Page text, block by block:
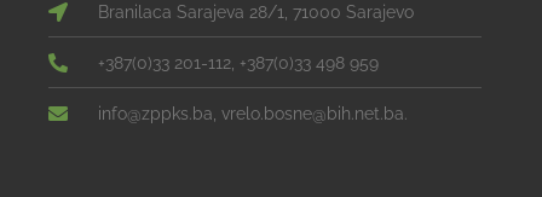
Branilaca Sarajeva 28/1, 71000 Sarajevo
+387(0)33 201-112, +387(0)33 498 959
info@zppks.ba, vrelo.bosne@bih.net.ba.